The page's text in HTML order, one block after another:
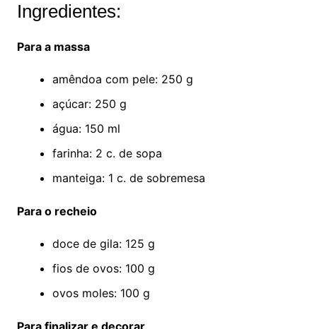
Ingredientes:
Para a massa
amêndoa com pele: 250 g
açúcar: 250 g
água: 150 ml
farinha: 2 c. de sopa
manteiga: 1 c. de sobremesa
Para o recheio
doce de gila: 125 g
fios de ovos: 100 g
ovos moles: 100 g